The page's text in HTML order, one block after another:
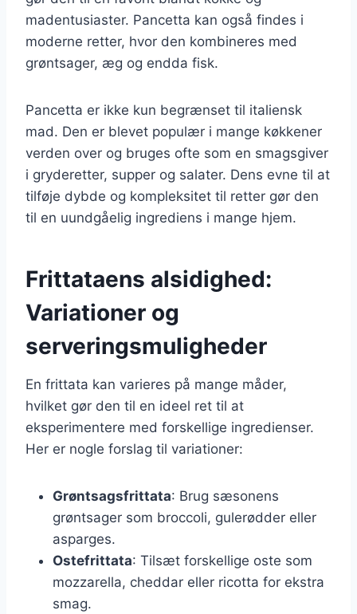
madentusiaster. Pancetta kan også findes i
moderne retter, hvor den kombineres med
grøntsager, æg og endda fisk.
Pancetta er ikke kun begrænset til italiensk
mad. Den er blevet populær i mange køkkener
verden over og bruges ofte som en smagsgiver
i gryderetter, supper og salater. Dens evne til at
tilføje dybde og kompleksitet til retter gør den
til en uundgåelig ingrediens i mange hjem.
Frittataens alsidighed:
Variationer og
serveringsmuligheder
En frittata kan varieres på mange måder,
hvilket gør den til en ideel ret til at
eksperimentere med forskellige ingredienser.
Her er nogle forslag til variationer:
Grøntsagsfrittata: Brug sæsonens
grøntsager som broccoli, gulerødder eller
asparges.
Ostefrittata: Tilsæt forskellige oste som
mozzarella, cheddar eller ricotta for ekstra
smag.